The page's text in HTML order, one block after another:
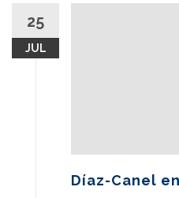
25
JUL
Díaz-Canel